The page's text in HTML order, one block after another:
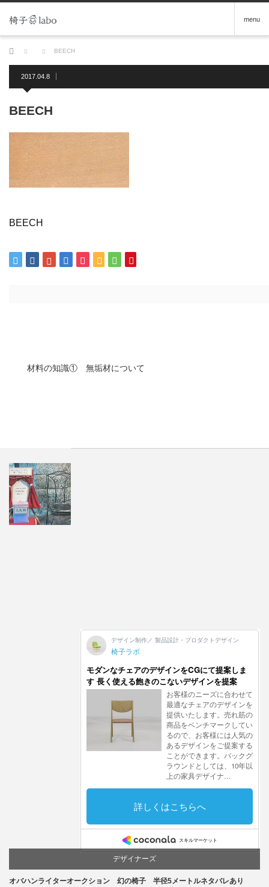
menu
ホーム BEECH
2017.04.8
BEECH
BEECH
材料の知識① 無垢材について
デザイナーズ
オバハンライターオークション 幻の椅子 半径5メートルネタバレあり